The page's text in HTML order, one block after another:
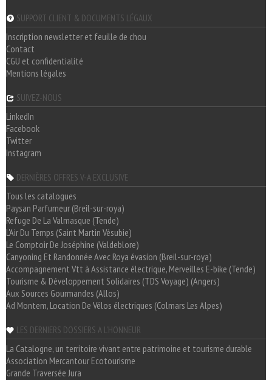
SUPPORT CLIENT & DOCUMENTS LÉGAUX
Inscription newsletter et feuille de chou
Contact
CGU et confidentialité
Mentions légales
SUIVEZ-NOUS
LinkedIn
Facebook
Twitter
Instagram
DERNIÈRES OFFRES V-A EXCLUSIVE
Tous les catalogues
Paysan Parfumeur (Breil-sur-roya)
Refuge De La Valmasque (Tende)
L'Air Du Temps (Saint Martin Vésubie)
Le Comptoir De Joséphine (Valdeblore)
Canyoning Et Randonnée Avec Roya évasion (Breil-sur-roya)
Accompagnement Vtt à Assistance électrique, Merveilles E-bike (Tende)
Tourisme & Développement Solidaires (TDS Voyage) (Angers)
Aux Sources Gourmandes (Allos)
Ad Montem, Location De Vélos électriques (Colmars Les Alpes)
LES DERNIERS DOSSIERS A L'HONNEUR
La Catalogne, un territoire vivant entre patrimoine et tourisme durable
Association Mercantour Ecotourisme
Grande Traversée Jura